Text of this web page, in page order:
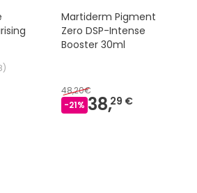
)
Martiderm Pigment
Zero DSP-Intense
Booster 30ml
48,20€
-21% 38,29 €